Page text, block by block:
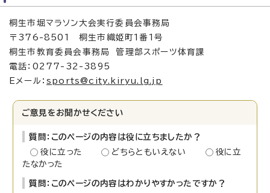
桐生市堀マラソン大会実行委員会事務局
〒376-8501 桐生市織姫町1番1号
桐生市教育委員会事務局 管理部スポーツ体育課
電話：0277-32-3895
Eメール： sports@city.kiryu.lg.jp
ご意見をお聞かせください
質問：このページの内容は役に立ちましたか？
役に立った
どちらともいえない
役に立
たなかった
質問：このページの内容はわかりやすかったですか？